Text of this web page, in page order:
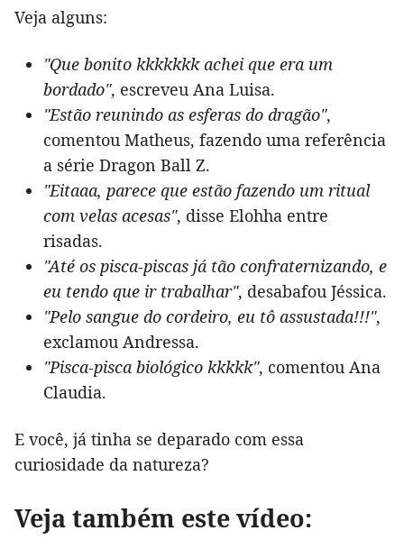
Veja alguns:
"Que bonito kkkkkkk achei que era um
bordado", escreveu Ana Luisa.
"Estão reunindo as esferas do dragão",
comentou Matheus, fazendo uma referência
a série Dragon Ball Z.
"Eitaaa, parece que estão fazendo um ritual
com velas acesas", disse Elohha entre
risadas.
"Até os pisca-piscas já tão confraternizando, e
eu tendo que ir trabalhar", desabafou Jéssica.
"Pelo sangue do cordeiro, eu tô assustada!!!",
exclamou Andressa.
"Pisca-pisca biológico kkkkk", comentou Ana
Claudia.
E você, já tinha se deparado com essa
curiosidade da natureza?
Veja também este vídeo: